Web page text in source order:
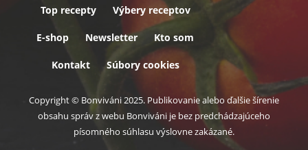
Top recepty Výbery receptov
E-shop Newsletter Kto som
Kontakt Súbory cookies
Copyright © Bonviváni 2025. Publikovanie alebo ďalšie šírenie
obsahu správ z webu Bonviváni je bez predchádzajúceho
písomného súhlasu výslovne zakázané.